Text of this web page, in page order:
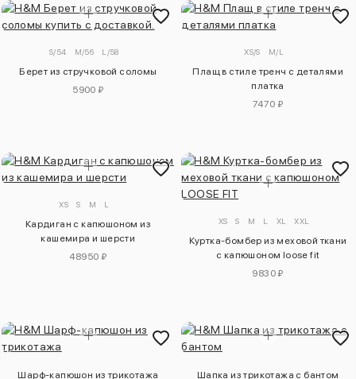
S/54 M/56 L/58
Берет из стручковой соломы
5900 ₽
XS/S M/L
Плащ в стиле тренч с деталями
платка
7470 ₽
XS S M L
Кардиган с капюшоном из
кашемира и шерсти
48950 ₽
XS S M L XL XXL
Куртка-бомбер из меховой ткани
с капюшоном loose fit
9830 ₽
Шарф-капюшон из трикотажа
Шапка из трикотажа с бантом